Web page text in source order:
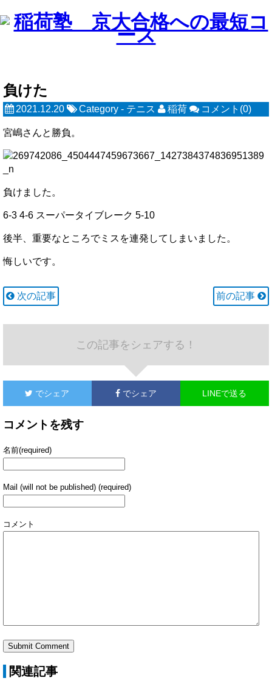
負けた
2021.12.20 Category - テニス 稲荷 コメント(0)
宮嶋さんと勝負。
負けました。
6-3 4-6 スーパータイブレーク 5-10
後半、重要なところでミスを連発してしまいました。
悔しいです。
次の記事 前の記事
この記事をシェアする！
でシェア でシェア LINEで送る
コメントを残す
名前(required)
Mail (will not be published) (required)
コメント
関連記事